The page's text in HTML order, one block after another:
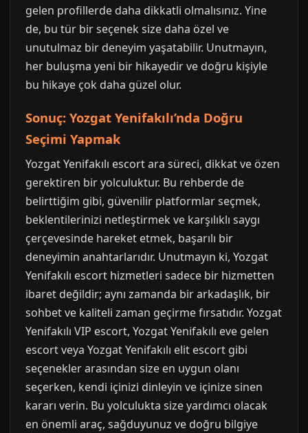
gelen profillerde daha dikkatli olmalısınız. Yine
de, bu tür bir seçenek size daha özel ve
unutulmaz bir deneyim yaşatabilir. Unutmayın,
her buluşma yeni bir hikayedir ve doğru kişiyle
bu hikaye çok daha güzel olur.
Sonuç: Yozgat Yenifakılı’nda Doğru
Seçimi Yapmak
Yozgat Yenifakılı escort ara süreci, dikkat ve özen
gerektiren bir yolculuktur. Bu rehberde de
belirttiğim gibi, güvenilir platformlar seçmek,
beklentilerinizi netleştirmek ve karşılıklı saygı
çerçevesinde hareket etmek, başarılı bir
deneyimin anahtarlarıdır. Unutmayın ki, Yozgat
Yenifakılı escort hizmetleri sadece bir hizmetten
ibaret değildir; aynı zamanda bir arkadaşlık, bir
sohbet ve kaliteli zaman geçirme fırsatıdır. Yozgat
Yenifakılı VIP escort, Yozgat Yenifakılı eve gelen
escort veya Yozgat Yenifakılı elit escort gibi
seçenekler arasından size en uygun olanı
seçerken, kendi içinizi dinleyin ve içinize sinen
kararı verin. Bu yolculukta size yardımcı olacak
en önemli araç, sağduyunuz ve doğru bilgiye